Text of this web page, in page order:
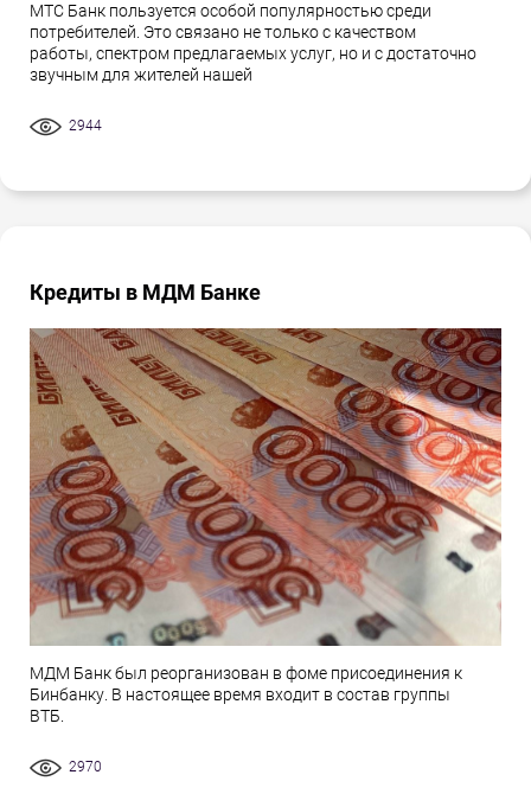
МТС Банк пользуется особой популярностью среди
потребителей. Это связано не только с качеством
работы, спектром предлагаемых услуг, но и с достаточно
звучным для жителей нашей
2944
Кредиты в МДМ Банке
МДМ Банк был реорганизован в фоме присоединения к
Бинбанку. В настоящее время входит в состав группы
ВТБ.
2970